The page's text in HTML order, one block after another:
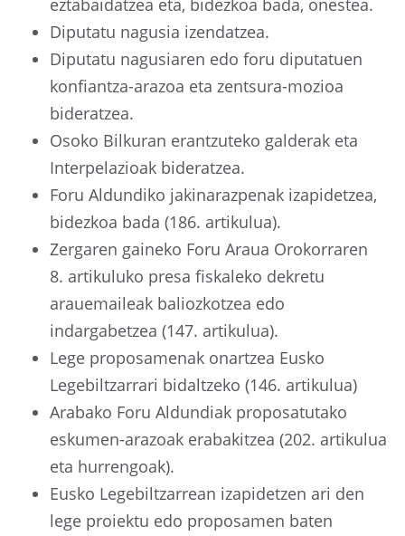
eztabaidatzea eta, bidezkoa bada, onestea.
Diputatu nagusia izendatzea.
Diputatu nagusiaren edo foru diputatuen
konfiantza-arazoa eta zentsura-mozioa
bideratzea.
Osoko Bilkuran erantzuteko galderak eta
Interpelazioak bideratzea.
Foru Aldundiko jakinarazpenak izapidetzea,
bidezkoa bada (186. artikulua).
Zergaren gaineko Foru Araua Orokorraren
8. artikuluko presa fiskaleko dekretu
arauemaileak baliozkotzea edo
indargabetzea (147. artikulua).
Lege proposamenak onartzea Eusko
Legebiltzarrari bidaltzeko (146. artikulua)
Arabako Foru Aldundiak proposatutako
eskumen-arazoak erabakitzea (202. artikulua
eta hurrengoak).
Eusko Legebiltzarrean izapidetzen ari den
lege proiektu edo proposamen baten